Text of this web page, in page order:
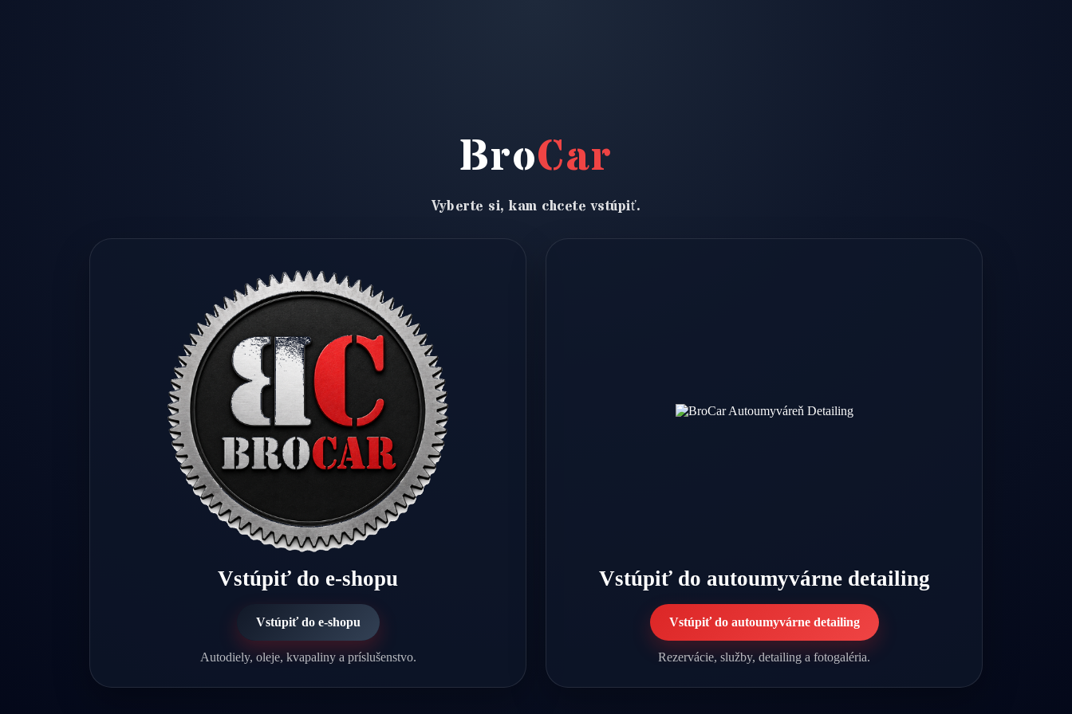
BroCar
Vyberte si, kam chcete vstúpiť.
Vstúpiť do e-shopu
Vstúpiť do e-shopu
Autodiely, oleje, kvapaliny a príslušenstvo.
Vstúpiť do autoumyvárne detailing
Vstúpiť do autoumyvárne detailing
Rezervácie, služby, detailing a fotogaléria.